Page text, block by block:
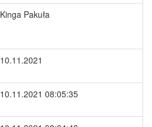
Kinga Pakuła
10.11.2021
10.11.2021 08:05:35